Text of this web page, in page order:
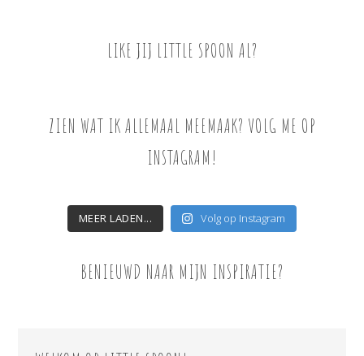
LIKE JIJ LITTLE SPOON AL?
ZIEN WAT IK ALLEMAAL MEEMAAK? VOLG ME OP
INSTAGRAM!
MEER LADEN... Volg op Instagram
BENIEUWD NAAR MIJN INSPIRATIE?